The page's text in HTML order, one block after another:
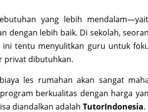
yang lebih
dengan lebih baik. Di sekolah,
ini tentu menyulitkan guru untuk
privat dibutuhkan.
les rumahan akan sangat
berkualitas dengan harga
diandalkan adalah TutorIndonesia.